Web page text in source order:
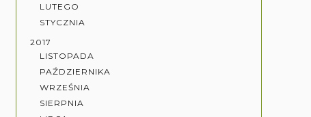
LUTEGO
STYCZNIA
2017
LISTOPADA
PAŹDZIERNIKA
WRZEŚNIA
SIERPNIA